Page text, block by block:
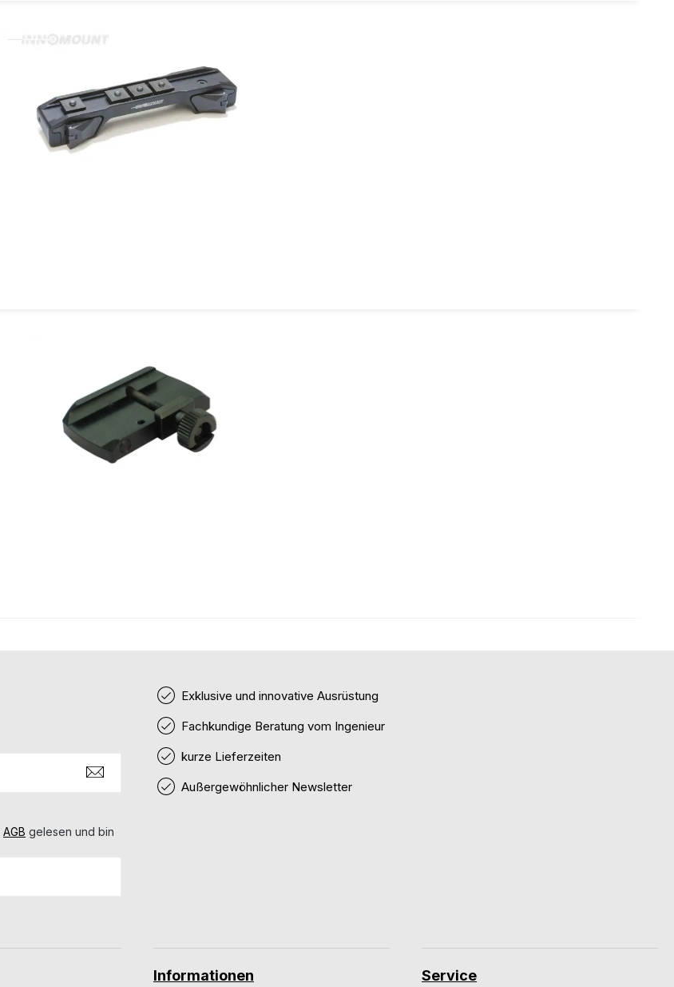
AGB gelesen und bin
Exklusive und innovative Ausrüstung
Fachkundige Beratung vom Ingenieur
kurze Lieferzeiten
Außergewöhnlicher Newsletter
Informationen Service